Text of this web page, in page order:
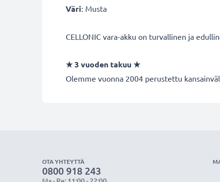
Väri: Musta
CELLONIC vara-akku on turvallinen ja
★3 vuoden takuu★
Olemme vuonna 2004 perustettu
OTA YHTEYTTÄ
0800 918 243